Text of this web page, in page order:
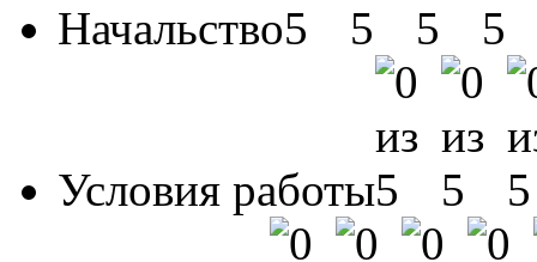
Начальство
Условия работы